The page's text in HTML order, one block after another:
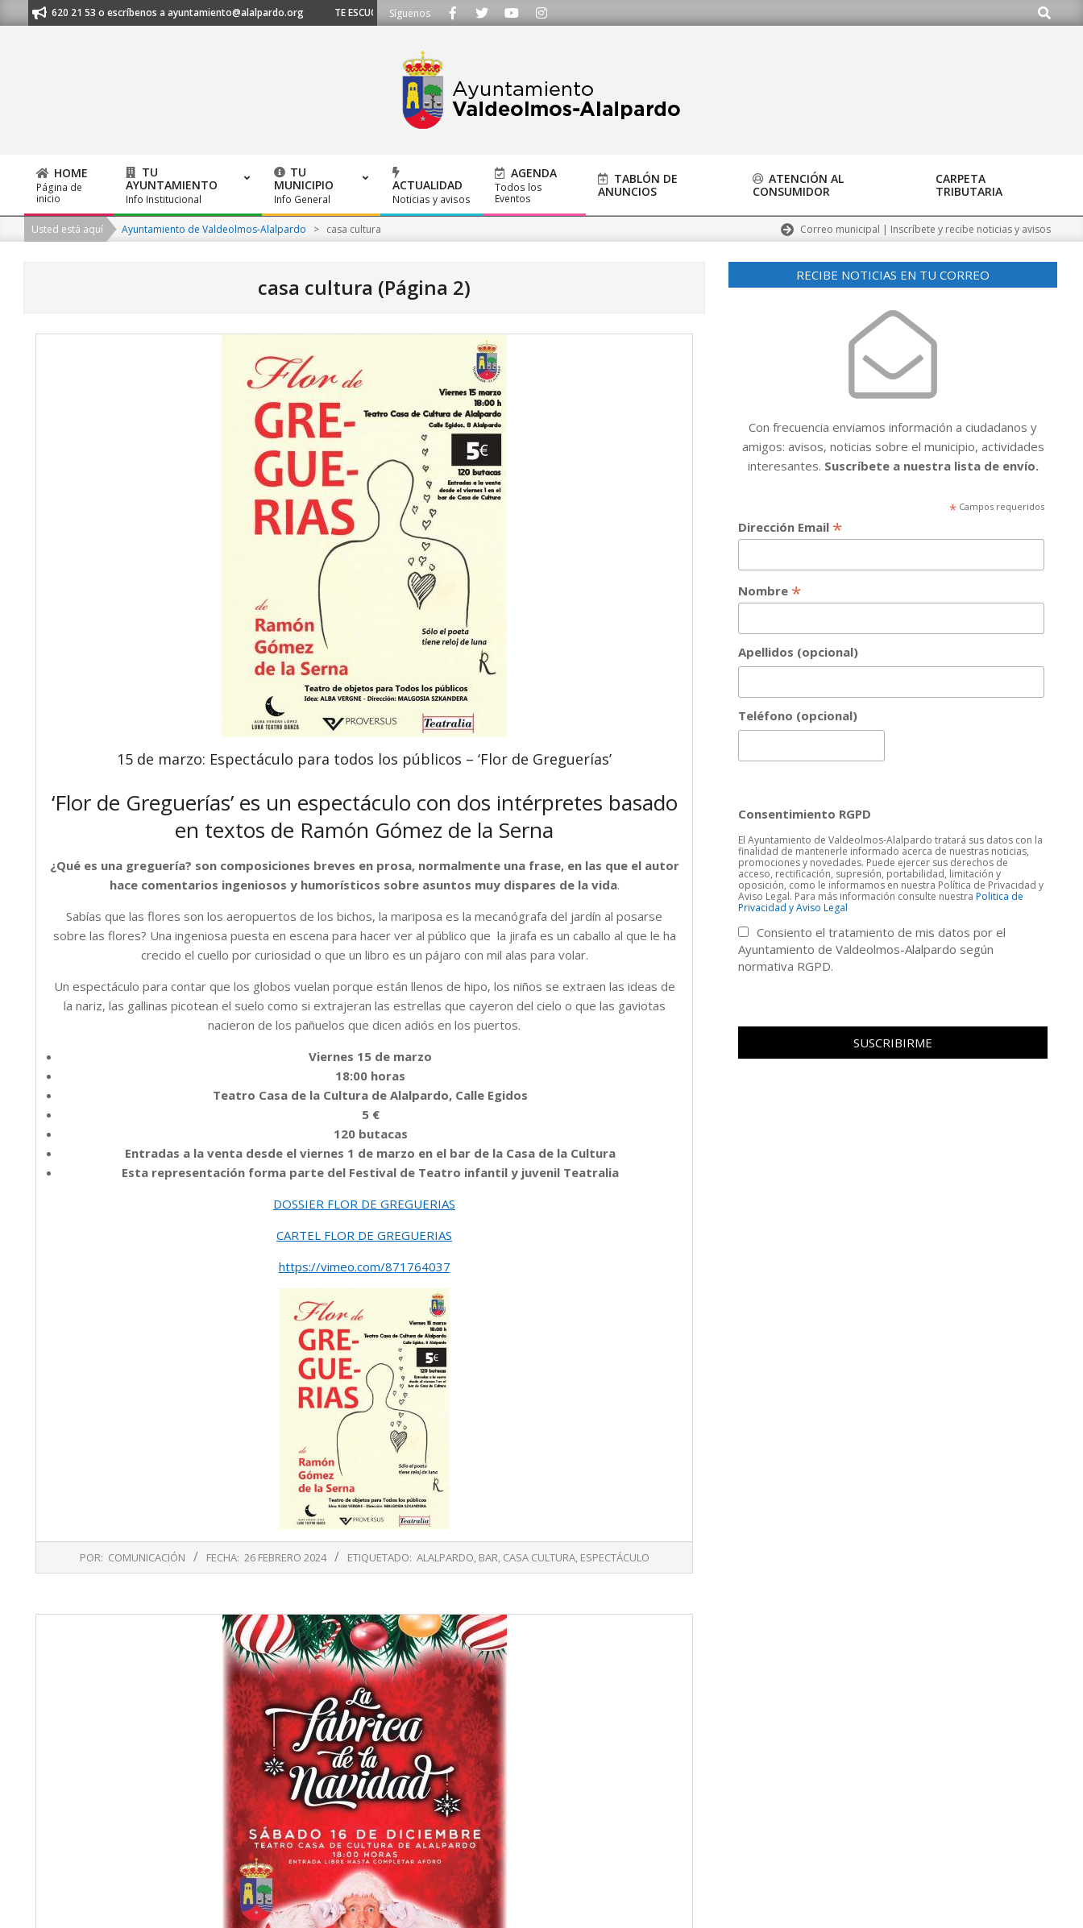
to
91 620 21 53 o escríbenos a ayuntamiento@alalpardo.org TE ESCUCHAMOS - Llámanos al 91 620 21 53 o escríbenos a ayuntamiento@alalpardo.org
Síguenos Buscar
Primary
Navigation
Menu
HOME
Página de
inicio
TU
AYUNTAMIENTO
Info Institucional
TU
MUNICIPIO
Info General
ACTUALIDAD
Noticias y avisos
AGENDA
Todos los
Eventos
TABLÓN DE
ANUNCIOS
ATENCIÓN AL
CONSUMIDOR
CARPETA
TRIBUTARIA
Usted está aquí Ayuntamiento de Valdeolmos-Alalpardo > casa cultura Correo municipal | Inscríbete y recibe noticias y avisos
casa cultura (Página 2)
15 de marzo: Espectáculo para todos los públicos – ‘Flor de Greguerías’
‘Flor de Greguerías’ es un espectáculo con dos intérpretes basado
en textos de Ramón Gómez de la Serna
¿Qué es una greguería? son composiciones breves en prosa, normalmente una frase, en las que el autor
hace comentarios ingeniosos y humorísticos sobre asuntos muy dispares de la vida.
Sabías que las flores son los aeropuertos de los bichos, la mariposa es la mecanógrafa del jardín al posarse
sobre las flores? Una ingeniosa puesta en escena para hacer ver al público que la jirafa es un caballo al que le ha
crecido el cuello por curiosidad o que un libro es un pájaro con mil alas para volar.
Un espectáculo para contar que los globos vuelan porque están llenos de hipo, los niños se extraen las ideas de
la nariz, las gallinas picotean el suelo como si extrajeran las estrellas que cayeron del cielo o que las gaviotas
nacieron de los pañuelos que dicen adiós en los puertos.
Viernes 15 de marzo
18:00 horas
Teatro Casa de la Cultura de Alalpardo, Calle Egidos
5 €
120 butacas
Entradas a la venta desde el viernes 1 de marzo en el bar de la Casa de la Cultura
Esta representación forma parte del Festival de Teatro infantil y juvenil Teatralia
DOSSIER FLOR DE GREGUERIAS
CARTEL FLOR DE GREGUERIAS
https://vimeo.com/871764037
POR: COMUNICACIÓN FECHA: 26 FEBRERO 2024 ETIQUETADO: ALALPARDO, BAR, CASA CULTURA, ESPECTÁCULO
RECIBE NOTICIAS EN TU CORREO
Con frecuencia enviamos información a ciudadanos y
amigos: avisos, noticias sobre el municipio, actividades
interesantes. Suscríbete a nuestra lista de envío.
* Campos requeridos
Dirección Email *
Nombre *
Apellidos (opcional)
Teléfono (opcional)
Consentimiento RGPD
El Ayuntamiento de Valdeolmos-Alalpardo tratará sus datos con la
finalidad de mantenerle informado acerca de nuestras noticias,
promociones y novedades. Puede ejercer sus derechos de
acceso, rectificación, supresión, portabilidad, limitación y
oposición, como le informamos en nuestra Política de Privacidad y
Aviso Legal. Para más información consulte nuestraPolitica de
Privacidad y Aviso Legal
Consiento el tratamiento de mis datos por el
Ayuntamiento de Valdeolmos-Alalpardo según
normativa RGPD.